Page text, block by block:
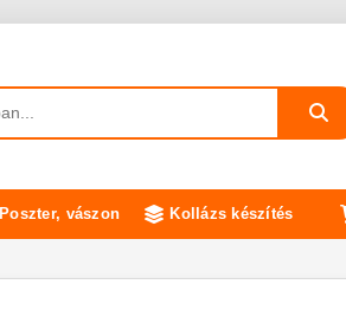
Poszter, vászon Kollázs készítés